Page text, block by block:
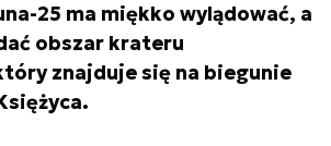
25 ma miękko wylądować, a
obszar krateru
znajduje się na biegunie